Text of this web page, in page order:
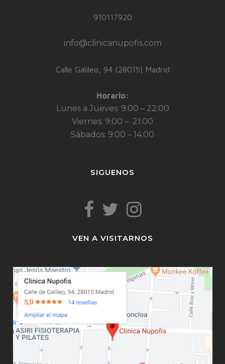
910117920
info@clinicanupofis.com
Calle Galileo, 94 (28015) Madrid
Horario:
Lunes a Jueves: 9:00 – 22:00
Viernes: 9:00 – 21:00
Sábados: 9:00 – 14:00
SIGUENOS
VEN A VISITARNOS